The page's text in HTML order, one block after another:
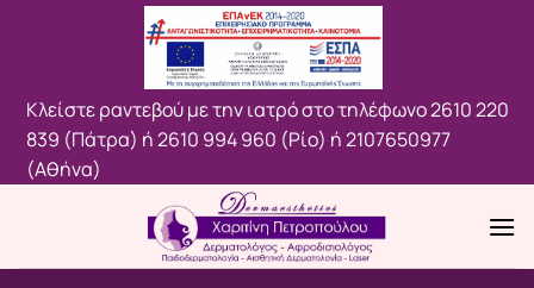
Κλείστε ραντεβού με την ιατρό στο τηλέφωνο2610 220
839 (Πάτρα) ή2610 994 960 (Ρίο) ή2107650977
(Aθήνα)